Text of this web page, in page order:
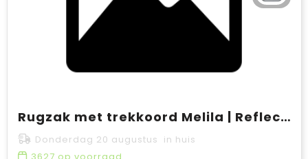
Rugzak met trekkoord Melila | Reflecterend | 190D
Donderdag 20 augustus in huis